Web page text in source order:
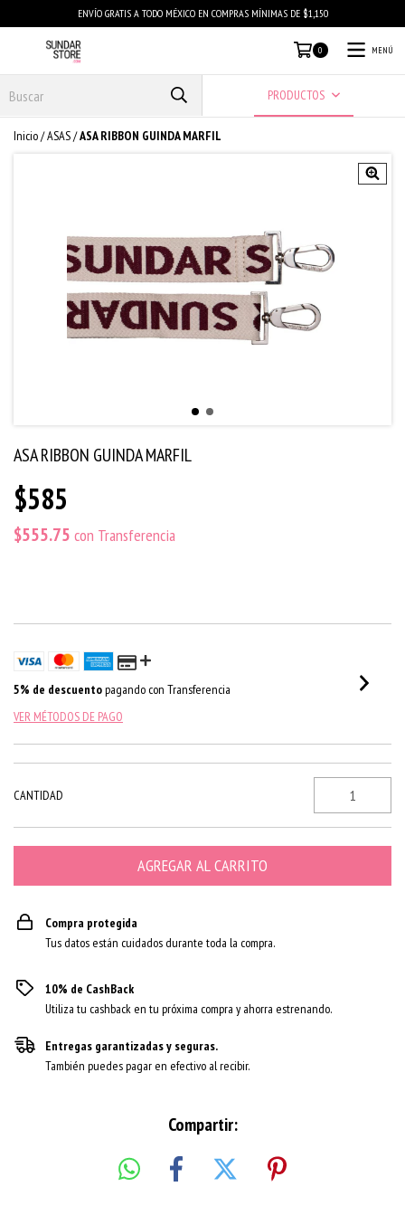
ENVÍO GRATIS A TODO MÉXICO EN COMPRAS MÍNIMAS DE $1,150
0 MENÚ
PRODUCTOS
Inicio/ASAS/ASA RIBBON GUINDA MARFIL
ASA RIBBON GUINDA MARFIL
$585
$555.75 con Transferencia
5% de descuentopagando con Transferencia
VER MÉTODOS DE PAGO
CANTIDAD
Compra protegida
Tus datos están cuidados durante toda la compra.
10% de CashBack
Utiliza tu cashback en tu próxima compra y ahorra estrenando.
Entregas garantizadas y seguras.
También puedes pagar en efectivo al recibir.
Compartir: